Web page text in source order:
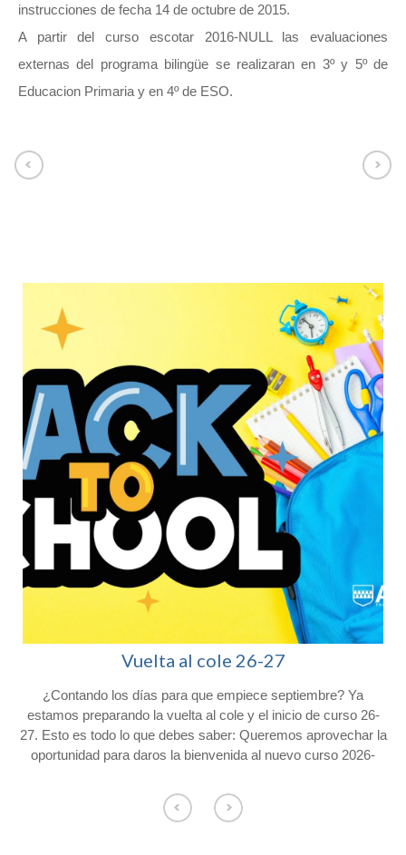
instrucciones de fecha 14 de octubre de 2015.
A partir del curso escotar 2016-NULL las evaluaciones
externas del programa bilingüe se realizaran en 3º y 5º de
Educacion Primaria y en 4º de ESO.
Vuelta al cole 26-27
¿Contando los días para que empiece septiembre? Ya
estamos preparando la vuelta al cole y el inicio de curso 26-
27. Esto es todo lo que debes saber: Queremos aprovechar la
oportunidad para daros la bienvenida al nuevo curso 2026-
Afuera. Con vistas al inicio del próximo curso, os hacemos
llegar la siguiente información. Consulta el calendario escolar